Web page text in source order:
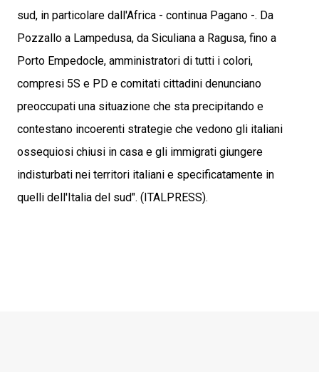
sud, in particolare dall'Africa - continua Pagano -. Da
Pozzallo a Lampedusa, da Siculiana a Ragusa, fino a
Porto Empedocle, amministratori di tutti i colori,
compresi 5S e PD e comitati cittadini denunciano
preoccupati una situazione che sta precipitando e
contestano incoerenti strategie che vedono gli italiani
ossequiosi chiusi in casa e gli immigrati giungere
indisturbati nei territori italiani e specificatamente in
quelli dell'Italia del sud". (ITALPRESS).